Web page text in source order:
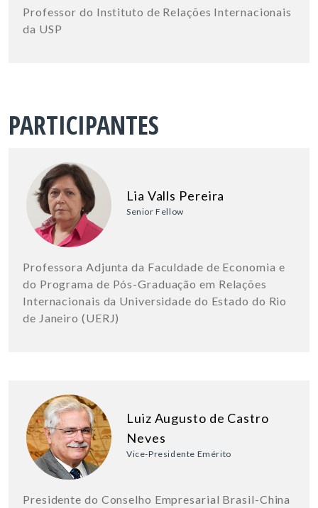
Professor do Instituto de Relações Internacionais
da USP
PARTICIPANTES
Lia Valls Pereira
Senior Fellow
Professora Adjunta da Faculdade de Economia e
do Programa de Pós-Graduação em Relações
Internacionais da Universidade do Estado do Rio
de Janeiro (UERJ)
Luiz Augusto de Castro
Neves
Vice-Presidente Emérito
Presidente do Conselho Empresarial Brasil-China